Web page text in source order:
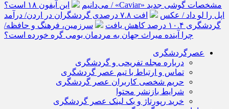
می‌دانیم
این آیفون ۱۸ است؟ / «Caviar» مشخصات گوشی جدید
اپل را لو داد / عکس
افت ۷.۸ درصدی گردشگران در اردن/ درآمد
گردشگری ۱۰.۴ درصد کاهش یافت
سرزمین، فرهنگ و حافظه/
چرا آینده میراث جهان به مردمان بومی گره خورده است؟
عصرگردشگری
درباره مجله تفریحی و گردشگری
تماس و ارتباط با تیم عصر گردشگری
حریم شخصی کاربران عصر گردشگری
شرایط بازنشر محتوا
خرید رپورتاژ و بک لینک عصر گردشگری